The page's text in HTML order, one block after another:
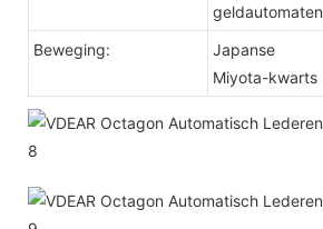
geldautomaten
Beweging:
Japanse
Miyota-kwarts